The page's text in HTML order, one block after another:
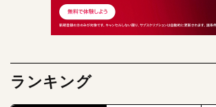
ランキング